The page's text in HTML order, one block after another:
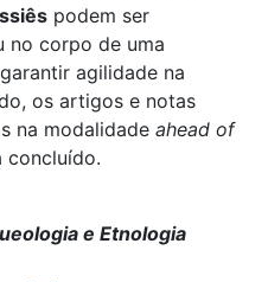
podem ser
no corpo de uma
agilidade na
os artigos e notas
na modalidade ahead of
concluído.
e Etnologia